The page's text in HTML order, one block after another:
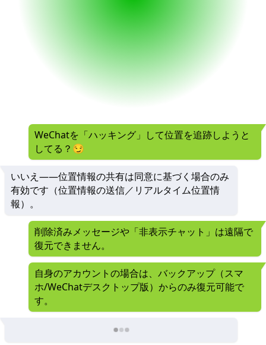
WeChatを「ハッキング」して位置を追跡しようと
してる？😏
いいえ——位置情報の共有は同意に基づく場合のみ
有効です（位置情報の送信／リアルタイム位置情
報）。
削除済みメッセージや「非表示チャット」は遠隔で
復元できません。
自身のアカウントの場合は、バックアップ（スマ
ホ/WeChatデスクトップ版）からのみ復元可能で
す。